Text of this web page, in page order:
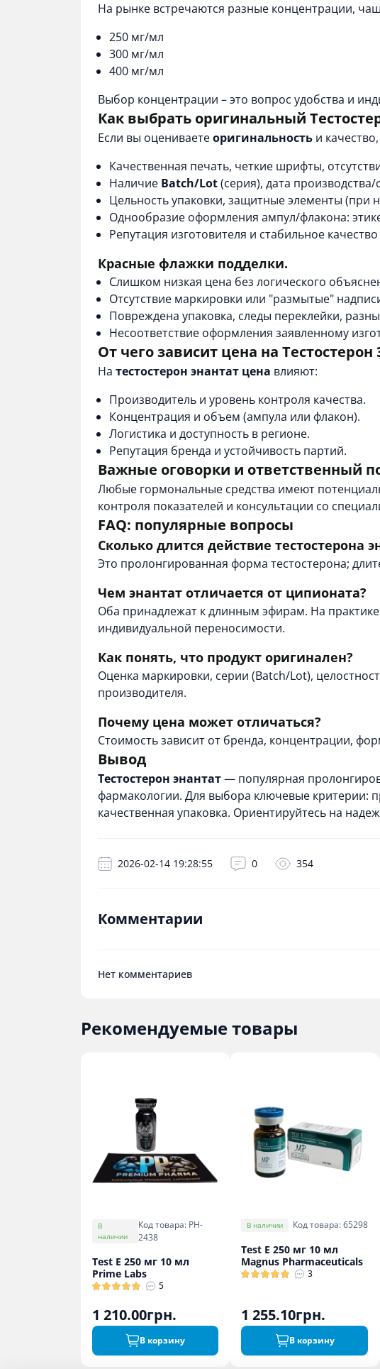
На рынке встречаются разные концентрации,
250 мг/мл
300 мг/мл
400 мг/мл
Выбор концентрации – это вопрос удобства и
Как выбрать оригинальный
Если вы оцениваетеоригинальность и
Качественная печать, четкие шрифты,
Наличие Batch/Lot(серия), дата производства/
Цельность упаковки, защитные элементы (при
Однообразие оформления ампул/флакона:
Репутация изготовителя и стабильное
Красные флажки подделки.
Слишком низкая цена без логического
Отсутствие маркировки или "размытые"
Повреждена упаковка, следы переклейки,
Несоответствие оформления заявленному
От чего зависит цена на Тестостерон
На тестостерон энантат цена влияют:
Производитель и уровень контроля качества.
Концентрация и объем (ампула или флакон).
Логистика и доступность в регионе.
Репутация бренда и устойчивость партий.
Важные оговорки и ответственный
Любые гормональные средства имеют
контроля показателей и консультации со
FAQ: популярные вопросы
Сколько длится действие тестостерона
Это пролонгированная форма тестостерона;
Чем энантат отличается от ципионата?
Оба принадлежат к длинным эфирам. На
индивидуальной переносимости.
Как понять, что продукт оригинален?
Оценка маркировки, серии (Batch/Lot),
производителя.
Почему цена может отличаться?
Стоимость зависит от бренда, концентрации,
Вывод
Тестостерон энантат— популярная
фармакологии. Для выбора ключевые критерии:
качественная упаковка. Ориентируйтесь на
2026-02-14 19:28:55 0 354
Комментарии
Нет комментариев
Рекомендуемые товары
В
наличии
Код товара: PH-
2438
Test E 250 мг 10 мл
Prime Labs
5
1 210.00грн.
В корзину
В наличии Код товара: 65298
Test E 250 мг 10 мл
Magnus Pharmaceuticals
3
1 255.10грн.
В корзину